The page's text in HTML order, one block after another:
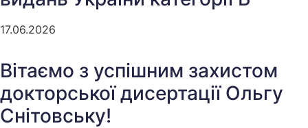
17.06.2026
Вітаємо з успішним захистом
докторської дисертації Ольгу
Снітовську!